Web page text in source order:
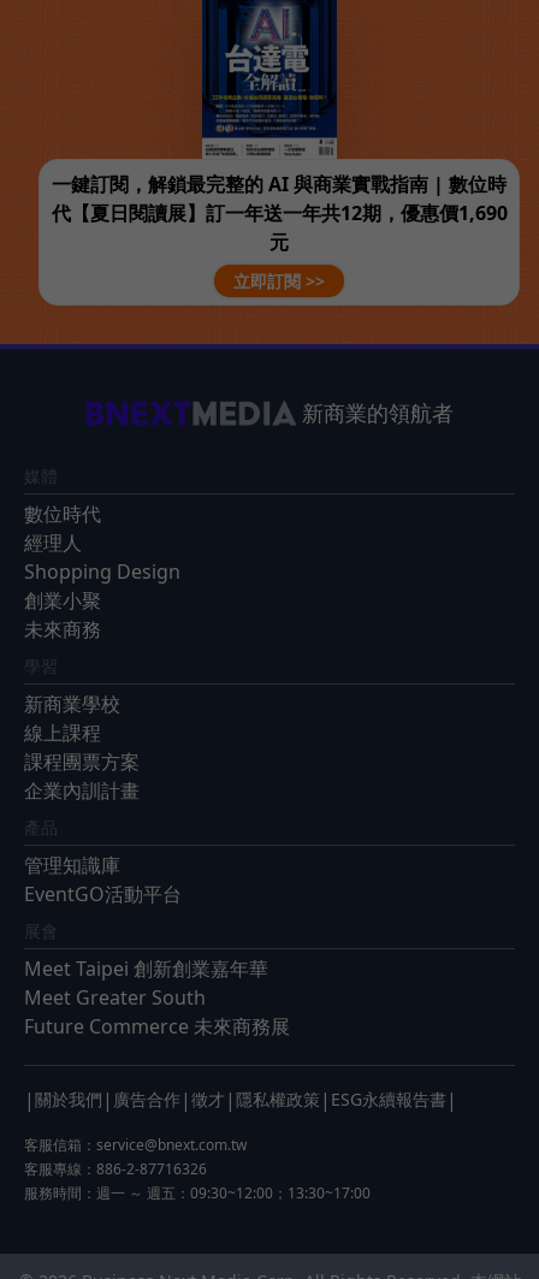
一鍵訂閱，解鎖最完整的 AI 與商業實戰指南 | 數位時
代【夏日閱讀展】訂一年送一年共12期，優惠價1,690
元
立即訂閱 >>
新商業的領航者
媒體
數位時代
經理人
Shopping Design
創業小聚
未來商務
學習
新商業學校
線上課程
課程團票方案
企業內訓計畫
產品
管理知識庫
EventGO活動平台
展會
Meet Taipei 創新創業嘉年華
Meet Greater South
Future Commerce 未來商務展
| 關於我們 | 廣告合作 | 徵才 | 隱私權政策 | ESG永續報告書 |
客服信箱： service@bnext.com.tw
客服專線：886-2-87716326
服務時間：週一 ～ 週五：09:30~12:00；13:30~17:00